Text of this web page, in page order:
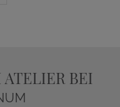
ATELIER BEI